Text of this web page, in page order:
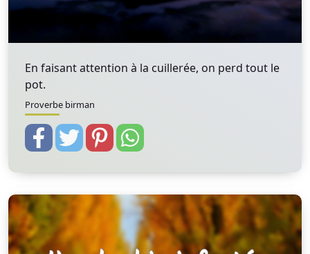
En faisant attention à la cuillerée, on perd tout le
pot.
Proverbe birman